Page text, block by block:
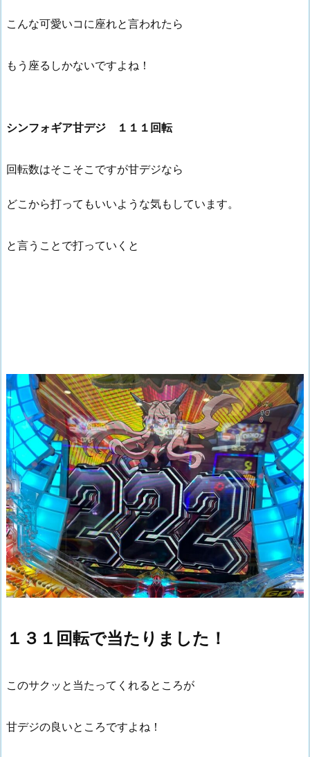
こんな可愛いコに座れと言われたら
もう座るしかないですよね！
シンフォギア甘デジ １１１回転
回転数はそこそこですが甘デジなら
どこから打ってもいいような気もしています。
と言うことで打っていくと
１３１回転で当たりました！
このサクッと当たってくれるところが
甘デジの良いところですよね！